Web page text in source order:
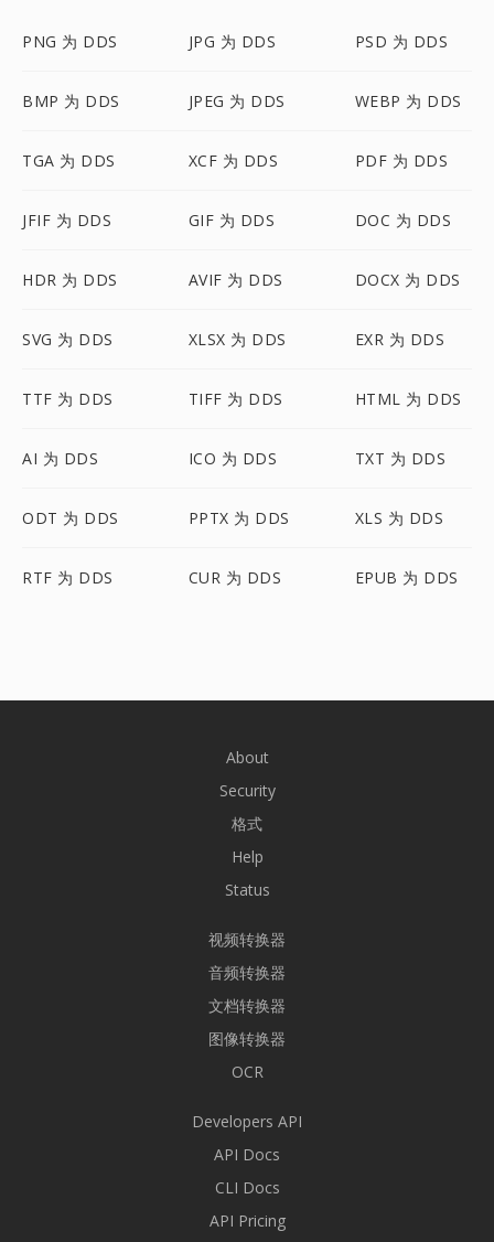
PNG 为 DDS JPG 为 DDS PSD 为 DDS
BMP 为 DDS JPEG 为 DDS WEBP 为 DDS
TGA 为 DDS XCF 为 DDS PDF 为 DDS
JFIF 为 DDS GIF 为 DDS DOC 为 DDS
HDR 为 DDS AVIF 为 DDS DOCX 为 DDS
SVG 为 DDS XLSX 为 DDS EXR 为 DDS
TTF 为 DDS TIFF 为 DDS HTML 为 DDS
AI 为 DDS ICO 为 DDS TXT 为 DDS
ODT 为 DDS PPTX 为 DDS XLS 为 DDS
RTF 为 DDS CUR 为 DDS EPUB 为 DDS
About
Security
格式
Help
Status
视频转换器
音频转换器
文档转换器
图像转换器
OCR
Developers API
API Docs
CLI Docs
API Pricing